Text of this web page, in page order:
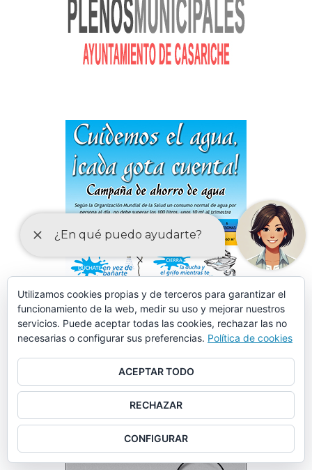
Utilizamos cookies propias y de terceros para garantizar el
funcionamiento de la web, medir su uso y mejorar nuestros
servicios. Puede aceptar todas las cookies, rechazar las no
necesarias o configurar sus preferencias. Política de cookies
ACEPTAR TODO
RECHAZAR
CONFIGURAR